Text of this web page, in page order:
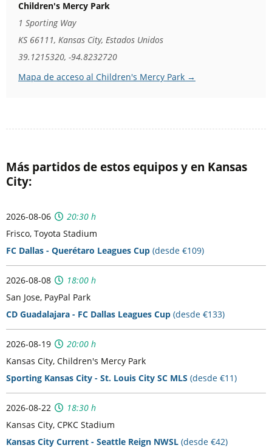
Children's Mercy Park
1 Sporting Way
KS 66111, Kansas City, Estados Unidos
39.1215320, -94.8232720
Mapa de acceso al Children's Mercy Park →
Más partidos de estos equipos y en Kansas
City:
2026-08-06
20:30 h
Frisco, Toyota Stadium
FC Dallas - Querétaro Leagues Cup (desde €109)
2026-08-08
18:00 h
San Jose, PayPal Park
CD Guadalajara - FC Dallas Leagues Cup (desde €133)
2026-08-19
20:00 h
Kansas City, Children's Mercy Park
Sporting Kansas City - St. Louis City SC MLS (desde €11)
2026-08-22
18:30 h
Kansas City, CPKC Stadium
Kansas City Current - Seattle Reign NWSL (desde €42)